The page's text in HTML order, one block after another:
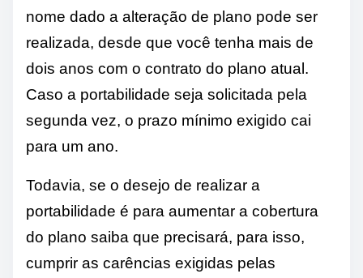
nome dado a alteração de plano pode ser
realizada, desde que você tenha mais de
dois anos com o contrato do plano atual.
Caso a portabilidade seja solicitada pela
segunda vez, o prazo mínimo exigido cai
para um ano.
Todavia, se o desejo de realizar a
portabilidade é para aumentar a cobertura
do plano saiba que precisará, para isso,
cumprir as carências exigidas pelas